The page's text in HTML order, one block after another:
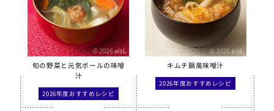
旬の野菜と元気ボールの味噌
汁
2026年度おすすめレシピ
キムチ鍋風味噌汁
2026年度おすすめレシピ